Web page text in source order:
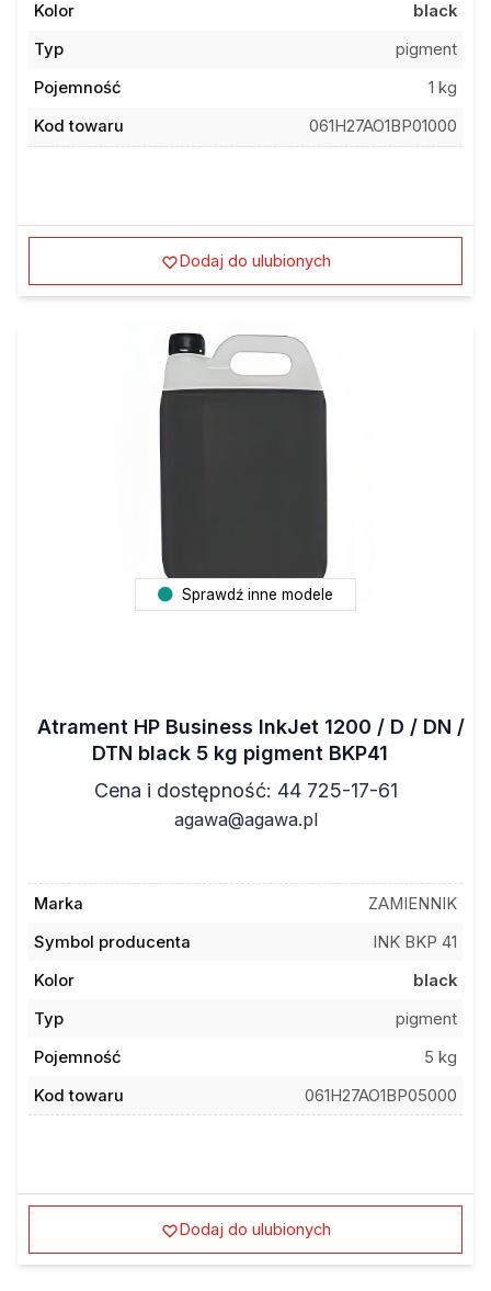
Kolor
black
Typ
pigment
Pojemność
1 kg
Kod towaru
061H27AO1BP01000
Dodaj do ulubionych
Sprawdź inne modele
Atrament HP Business InkJet 1200 / D / DN /
DTN black 5 kg pigment BKP41
Cena i dostępność: 44 725-17-61
agawa@agawa.pl
Marka
ZAMIENNIK
Symbol producenta
INK BKP 41
Kolor
black
Typ
pigment
Pojemność
5 kg
Kod towaru
061H27AO1BP05000
Dodaj do ulubionych